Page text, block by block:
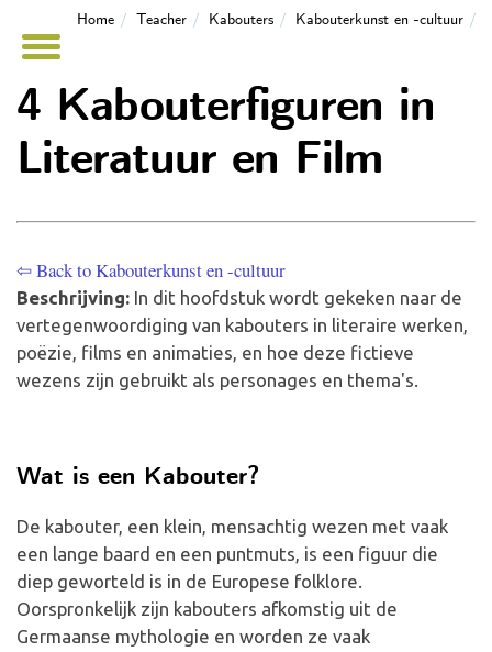
Home Teacher Kabouters Kabouterkunst en -cultuur
4 Kabouterfiguren in
Literatuur en Film
⇦ Back to Kabouterkunst en -cultuur
Beschrijving: In dit hoofdstuk wordt gekeken naar de
vertegenwoordiging van kabouters in literaire werken,
poëzie, films en animaties, en hoe deze fictieve
wezens zijn gebruikt als personages en thema's.
Wat is een Kabouter?
De kabouter, een klein, mensachtig wezen met vaak
een lange baard en een puntmuts, is een figuur die
diep geworteld is in de Europese folklore.
Oorspronkelijk zijn kabouters afkomstig uit de
Germaanse mythologie en worden ze vaak